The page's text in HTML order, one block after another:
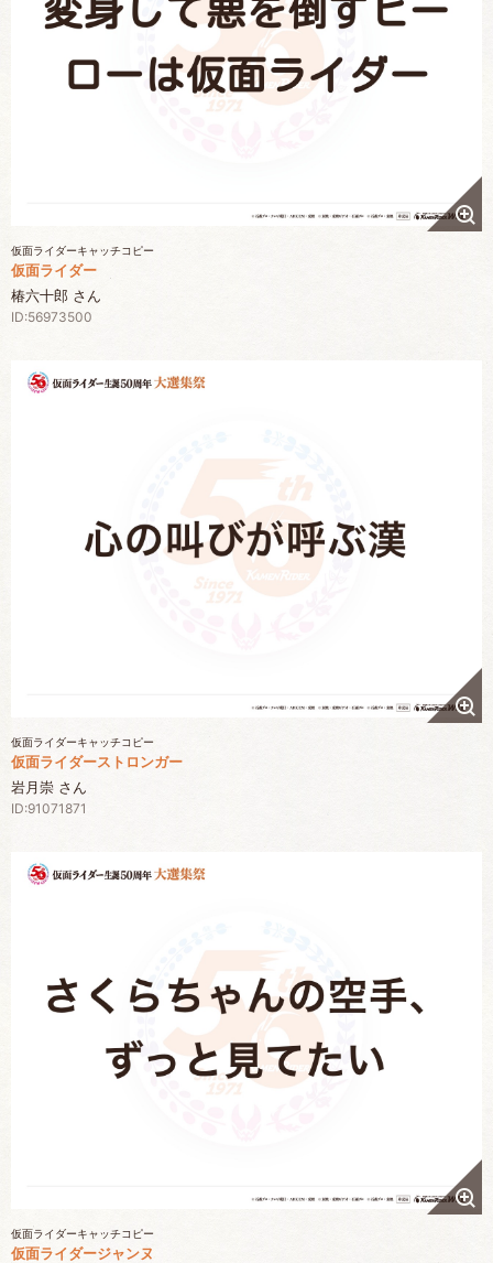
仮面ライダーキャッチコピー
仮面ライダー
椿六十郎 さん
ID:56973500
仮面ライダーキャッチコピー
仮面ライダーストロンガー
岩月崇 さん
ID:91071871
仮面ライダーキャッチコピー
仮面ライダージャンヌ